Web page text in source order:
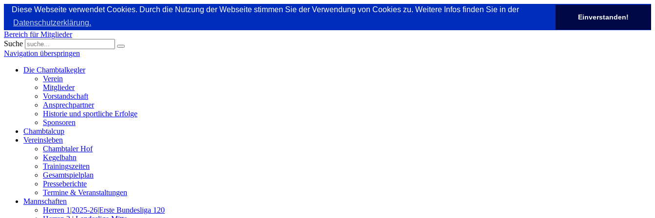
Diese Webseite verwendet Cookies. Durch die Nutzung der Webseite stimmen Sie der Verwendung von Cookies zu. Weitere Infos finden Sie in der
Datenschutzerklärung.
Einverstanden!
Bereich für Mitglieder
Suche
Navigation überspringen
Die Chambtalkegler
Verein
Mitglieder
Vorstandschaft
Ansprechpartner
Historie und sportliche Erfolge
Sponsoren
Chambtalcup
Vereinsleben
Chambtaler Hof
Kegelbahn
Trainingszeiten
Gesamtspielplan
Presseberichte
Termine & Veranstaltungen
Mannschaften
Herren 1|2025-26|Erste Bundesliga 120